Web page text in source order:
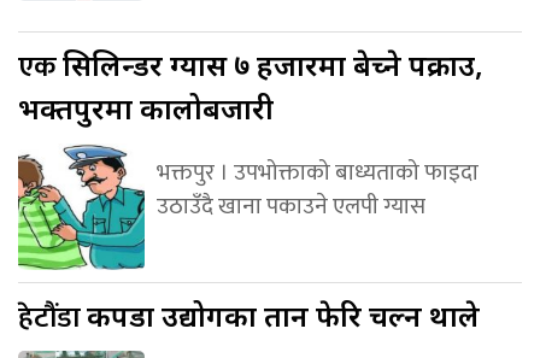
एकसिलिन्डर ग्यास ७ हजारमा बेच्ने पक्राउ,
भक्तपुरमा कालोबजारी
भक्तपुर । उपभोक्ताको बाध्यताको फाइदा
उठाउँदै खाना पकाउने एलपी ग्यास
हेटौंडाकपडा उद्योगका तान फेरि चल्न थाले